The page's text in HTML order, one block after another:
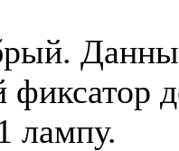
лампу.